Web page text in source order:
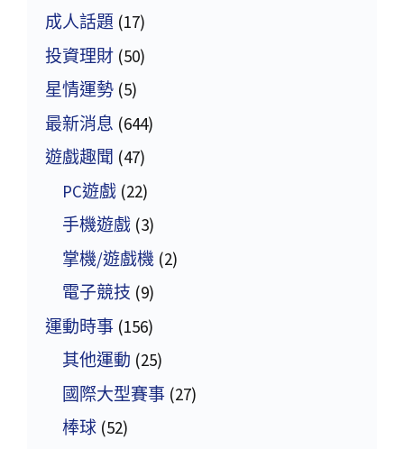
成人話題 (17)
投資理財 (50)
星情運勢 (5)
最新消息 (644)
遊戲趣聞 (47)
PC遊戲 (22)
手機遊戲 (3)
掌機/遊戲機 (2)
電子競技 (9)
運動時事 (156)
其他運動 (25)
國際大型賽事 (27)
棒球 (52)